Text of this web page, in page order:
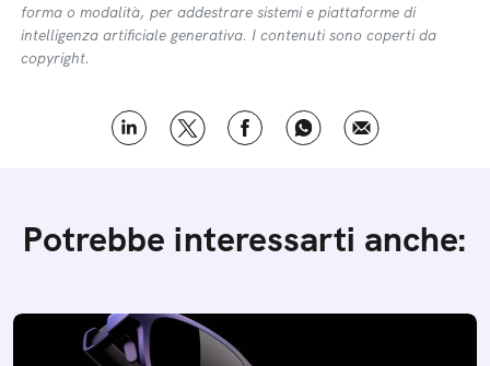
forma o modalità, per addestrare sistemi e piattaforme di
intelligenza artificiale generativa. I contenuti sono coperti da
copyright.
Potrebbe interessarti anche: